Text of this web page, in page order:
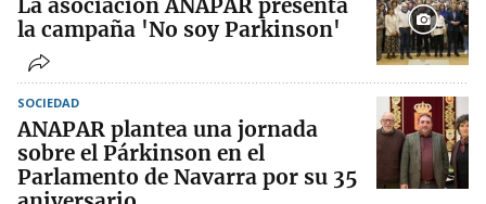
La asociación ANAPAR presenta
la campaña 'No soy Parkinson'
SOCIEDAD
ANAPAR plantea una jornada
sobre el Párkinson en el
Parlamento de Navarra por su 35